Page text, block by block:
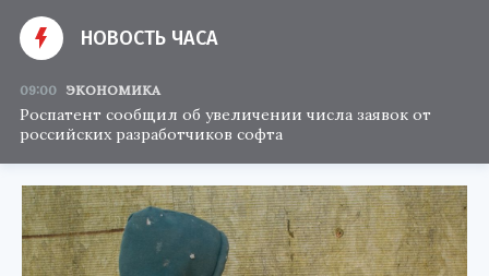
НОВОСТЬ ЧАСА
09:00 ЭКОНОМИКА
Роспатент сообщил об увеличении числа заявок от
российских разработчиков софта